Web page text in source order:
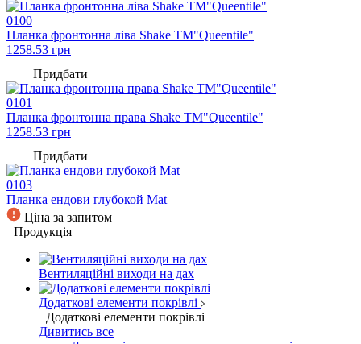
0100
Планка фронтонна ліва Shake TM"Queentile"
1258.53 грн
Придбати
0101
Планка фронтонна права Shake TM"Queentile"
1258.53 грн
Придбати
0103
Планка ендови глубокой Mat
Ціна за запитом
Продукція
Вентиляційні виходи на дах
Додаткові елементи покрівлі
Додаткові елементи покрівлі
Дивитись все